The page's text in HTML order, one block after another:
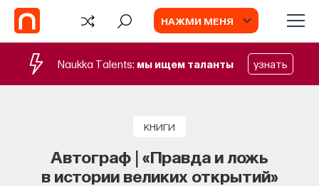
НАЖМИ МЕНЯ
Naukka Talents: мы ищем таланты узнать
КНИГИ
Автограф | «Правда и ложь
в истории великих открытий»